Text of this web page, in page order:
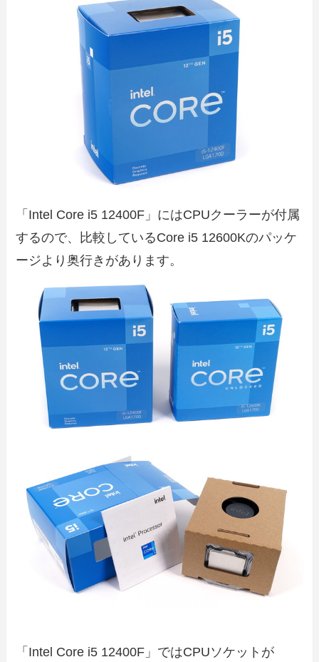
「Intel Core i5 12400F」にはCPUクーラーが付属
するので、比較しているCore i5 12600Kのパッケ
ージより奥行きがあります。
「Intel Core i5 12400F」ではCPUソケットが